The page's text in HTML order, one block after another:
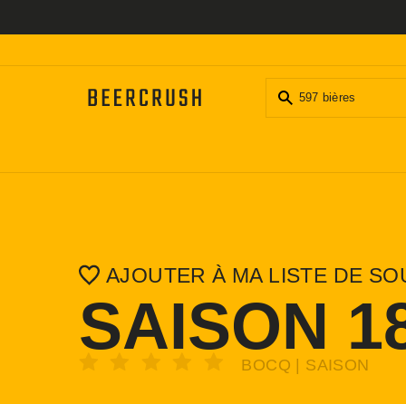
au
AJOUTER À MA LISTE DE
SAISON
BOCQ | SAISON